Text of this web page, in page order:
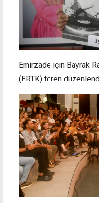
Emirzade için Bayrak
(BRTK) tören